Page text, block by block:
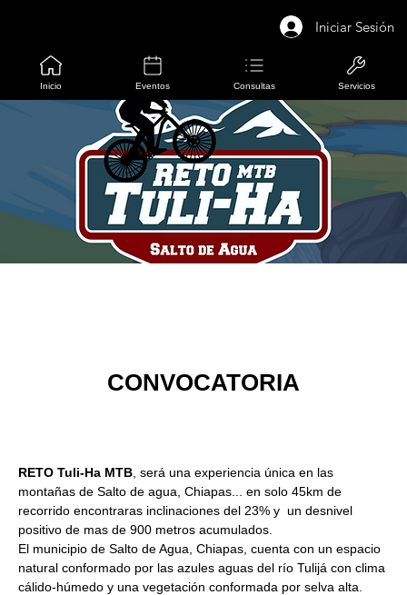
Iniciar Sesión
Inicio Eventos Consultas Servicios
CONVOCATORIA
RETO Tuli-Ha MTB , será una experiencia única en las
montañas de Salto de agua, Chiapas... en solo 45km de
recorrido encontraras inclinaciones del 23% y  un desnivel
positivo de mas de 900 metros acumulados.
El municipio de Salto de Agua, Chiapas, cuenta con un espacio
natural conformado por las azules aguas del río Tulijá con clima
cálido-húmedo y una vegetación conformada por selva alta.